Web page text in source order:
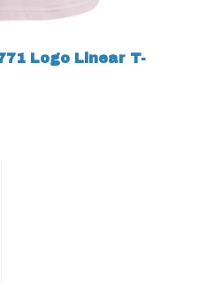
Logo Linear T-